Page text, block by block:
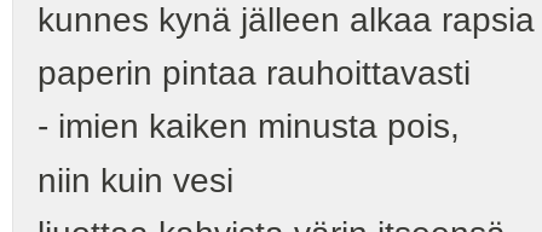
kunnes kynä jälleen alkaa rapsia
paperin pintaa rauhoittavasti
- imien kaiken minusta pois,
niin kuin vesi